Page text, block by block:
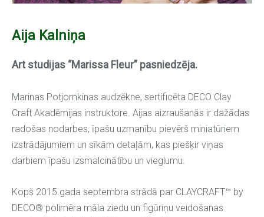
Aija Kalniņa
Art studijas “Marissa Fleur” pasniedzēja.
Marinas Potjomkinas audzēkne, sertificēta DECO Clay
Craft Akadēmijas instruktore. Aijas aizraušanās ir dažādas
radošas nodarbes, īpašu uzmanību pievērš miniatūriem
izstrādājumiem un sīkām detaļām, kas piešķir viņas
darbiem īpašu izsmalcinātību un vieglumu.
Kopš 2015.gada septembra strādā par CLAYCRAFT™ by
DECO® polimēra māla ziedu un figūriņu veidošanas